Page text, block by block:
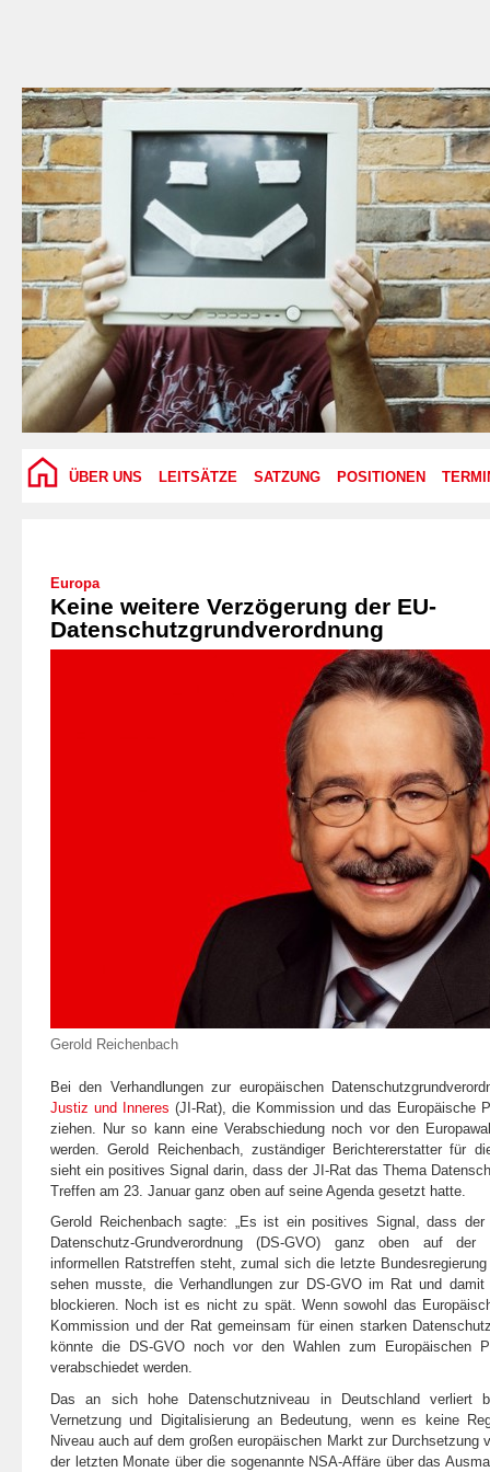
ÜBER UNS LEITSÄTZE SATZUNG POSITIONEN
Europa
Keine weitere Verzögerung der EU-
Datenschutzgrundverordnung
Gerold Reichenbach
Bei den Verhandlungen zur europäischen
Justiz und Inneres (JI-Rat), die Kommission und das Europäische
ziehen. Nur so kann eine Verabschiedung noch vor den
werden. Gerold Reichenbach, zuständiger Berichtererstatter für
sieht ein positives Signal darin, dass der JI-Rat das Thema
Treffen am 23. Januar ganz oben auf seine Agenda gesetzt hatte.
Gerold Reichenbach sagte: „Es ist ein positives Signal, dass der
Datenschutz-Grundverordnung (DS-GVO) ganz oben auf der
informellen Ratstreffen steht, zumal sich die letzte
sehen musste, die Verhandlungen zur DS-GVO im Rat und
blockieren. Noch ist es nicht zu spät. Wenn sowohl das
Kommission und der Rat gemeinsam für einen starken
könnte die DS-GVO noch vor den Wahlen zum Europäischen
verabschiedet werden.
Das an sich hohe Datenschutzniveau in Deutschland verliert
Vernetzung und Digitalisierung an Bedeutung, wenn es keine
Niveau auch auf dem großen europäischen Markt zur Durchsetzung
der letzten Monate über die sogenannte NSA-Affäre über das